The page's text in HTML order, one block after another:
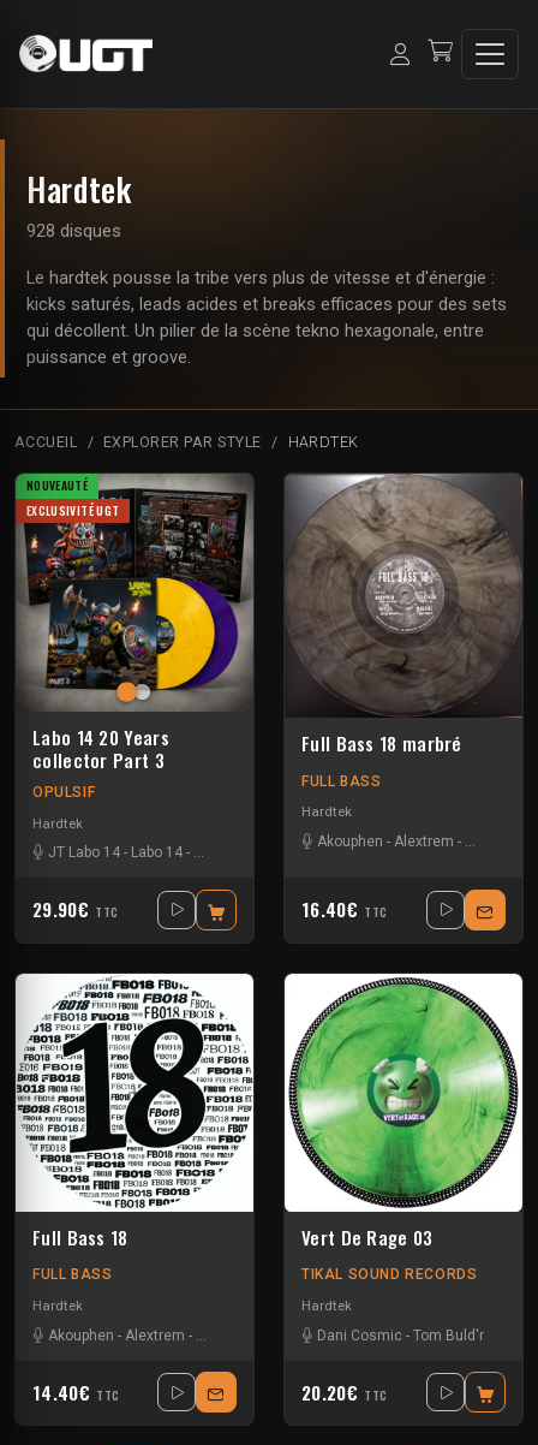
Hardtek
928 disques
Le hardtek pousse la tribe vers plus de vitesse et d'énergie :
kicks saturés, leads acides et breaks efficaces pour des sets
qui décollent. Un pilier de la scène tekno hexagonale, entre
puissance et groove.
ACCUEIL EXPLORER PAR STYLE HARDTEK
NOUVEAUTÉ
EXCLUSIVITÉ UGT
Labo 14 20 Years
collector Part 3
OPULSIF
Hardtek
JT Labo 14 - Labo 14 - N3llø Labo 14
29.90€ TTC
Full Bass 18 marbré
FULL BASS
Hardtek
Akouphen - Alextrem - Heycee
16.40€ TTC
Full Bass 18
FULL BASS
Hardtek
Akouphen - Alextrem - Maddike
14.40€ TTC
Vert De Rage 03
TIKAL SOUND RECORDS
Hardtek
Dani Cosmic - Tom Buld'r
20.20€ TTC